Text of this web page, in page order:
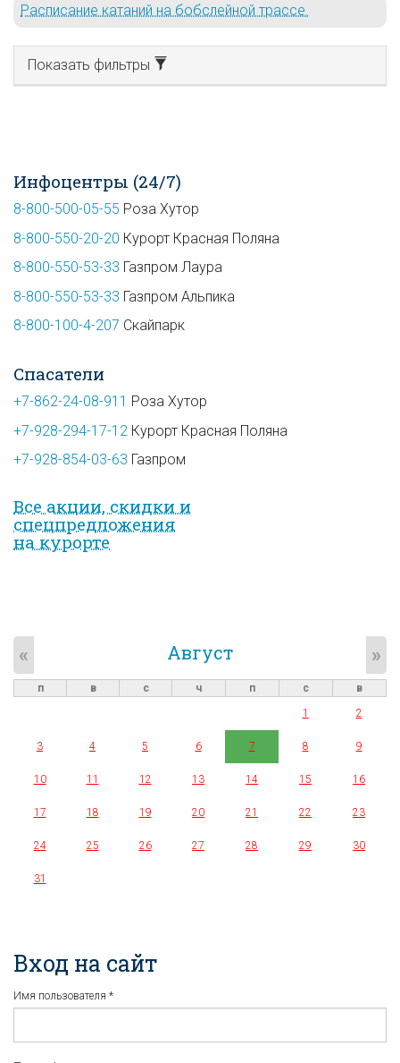
Расписание катаний на бобслейной трассе.
Показать фильтры
Инфоцентры (24/7)
8-800-500-05-55 Роза Хутор
8-800-550-20-20 Курорт Красная Поляна
8-800-550-53-33 Газпром Лаура
8-800-550-53-33 Газпром Альпика
8-800-100-4-207 Скайпарк
Спасатели
+7-862-24-08-911 Роза Хутор
+7-928-294-17-12 Курорт Красная Поляна
+7-928-854-03-63 Газпром
Все акции, скидки и
спец­предложе­ния
на курорте
Август
« »
п в с ч п с
в
1
2
3 4 5 6 7 8 9
10 11 12 13 14 15 16
17 18 19 20 21 22 23
24 25 26 27 28 29 30
31
Вход на сайт
Имя пользователя *